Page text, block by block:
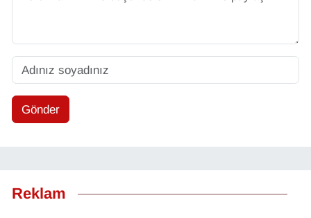
Gönder
Reklam